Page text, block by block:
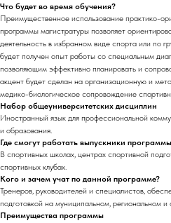
Что будет во время обучения?
Преимущественное использование практико-
программы магистратуры позволяет
деятельность в избранном виде спорта или по
будет получен опыт работы со специальным
позволяющим эффективно планировать и
акцент будет сделан на организационную и
медико-биологическое сопровождение
Набор общеуниверситетских дисциплин
Иностранный язык для профессиональной
и образования.
Где смогут работать выпускники
В спортивных школах, центрах спортивной
спортивных клубах.
Кого и зачем учат по данной программе?
Тренеров, руководителей и специалистов,
подготовкой на муниципальном, региональном и
Преимущества программы